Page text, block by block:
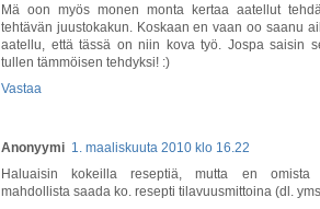
Mä oon myös monen monta kertaa aatellut
tehtävän juustokakun. Koskaan en vaan oo saanu
aatellu, että tässä on niin kova työ. Jospa saisin
tullen tämmöisen tehdyksi! :)
Vastaa
Anonyymi 1. maaliskuuta 2010 klo 16.22
Haluaisin kokeilla reseptiä, mutta en omista
mahdollista saada ko. resepti tilavuusmittoina (dl.